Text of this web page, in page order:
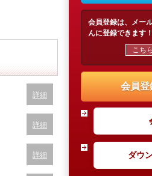
詳細
詳細
詳細
会員登録は、メー
んに登録できます！
こち
会員登
ダウ